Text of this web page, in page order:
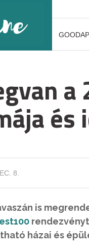
és
8.
is
házai és